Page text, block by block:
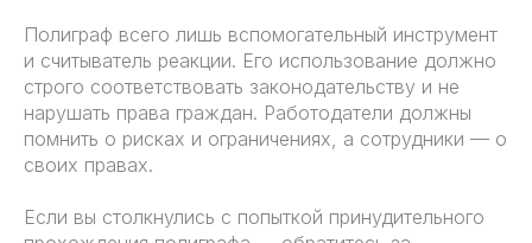
Полиграф всего лишь вспомогательный инструмент
и считыватель реакции. Его использование должно
строго соответствовать законодательству и не
нарушать права граждан. Работодатели должны
помнить о рисках и ограничениях, а сотрудники — о
своих правах.
Если вы столкнулись с попыткой принудительного